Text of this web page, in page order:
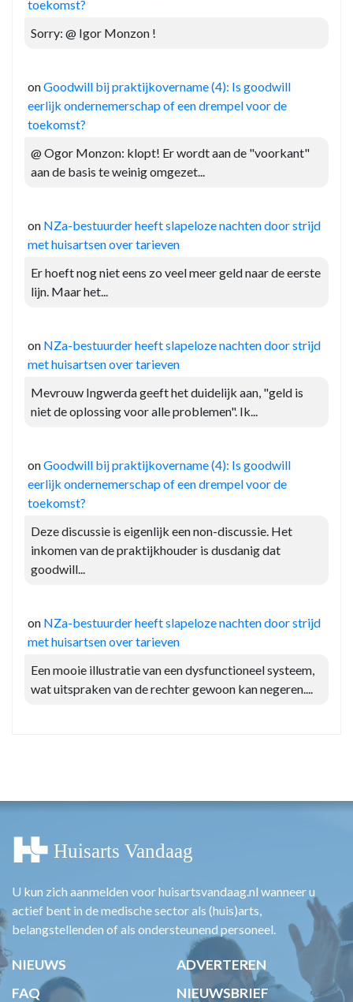
toekomst?
Sorry: @ Igor Monzon !
onGoodwill bij praktijkovername (4): Is goodwill
eerlijk ondernemerschap of een drempel voor de
toekomst?
@ Ogor Monzon: klopt! Er wordt aan de "voorkant"
aan de basis te weinig omgezet...
on NZa-bestuurder heeft slapeloze nachten door strijd
met huisartsen over tarieven
Er hoeft nog niet eens zo veel meer geld naar de eerste
lijn. Maar het...
on NZa-bestuurder heeft slapeloze nachten door strijd
met huisartsen over tarieven
Mevrouw Ingwerda geeft het duidelijk aan, "geld is
niet de oplossing voor alle problemen". Ik...
onGoodwill bij praktijkovername (4): Is goodwill
eerlijk ondernemerschap of een drempel voor de
toekomst?
Deze discussie is eigenlijk een non-discussie. Het
inkomen van de praktijkhouder is dusdanig dat
goodwill...
on NZa-bestuurder heeft slapeloze nachten door strijd
met huisartsen over tarieven
Een mooie illustratie van een dysfunctioneel systeem,
wat uitspraken van de rechter gewoon kan negeren....
U kun zich aanmelden voor huisartsvandaag.nl wanneer u
actief bent in de medische sector als (huis)arts,
belangstellenden of als ondersteunend personeel.
NIEUWS
ADVERTEREN
FAQ
NIEUWSBRIEF